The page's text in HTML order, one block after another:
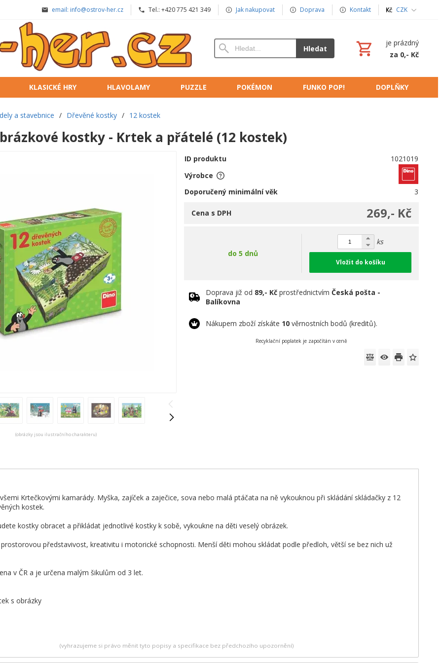
email: info@ostrov-her.cz Tel.: +420 775 421 349 Jak nakupovat Doprava Kontakt CZK
Hledat
je prázdný
za 0,- Kč
KLASICKÉ HRY HLAVOLAMY PUZZLE POKÉMON FUNKO POP! DOPLŇKY
a stavebnice / Dřevěné kostky / 12 kostek
kostky - Krtek a přátelé (12 kostek)
(obrázky jsou ilustračního charakteru)
ID produktu
1021019
Výrobce
Doporučený minimální věk
3
269,- Kč
Cena s DPH
do 5 dnů
ks
Vložit do košíku
Doprava již od 89,- Kč prostřednictvímČeská pošta -
Balíkovna
Nákupem zboží získáte 10 věrnostních bodů (kreditů).
Recyklační poplatek je započítán v ceně
Krtečkovými kamarády. Myška, zajíček a zaječice, sova nebo malá ptáčata na ně vykouknou při skládání skládačky z 12
kostek.
kostky obracet a přikládat jednotlivé kostky k sobě, vykoukne na děti veselý obrázek.
představivost, kreativitu i motorické schopnosti. Menší děti mohou skládat podle předloh, větší se bez nich už
v ČR a je určena malým šikulům od 3 let.
s obrázky
(vyhrazujeme si právo měnit tyto popisy a specifikace bez předchozího upozornění)